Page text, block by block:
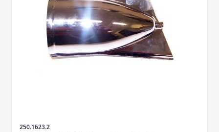
Sku
250.1623.2